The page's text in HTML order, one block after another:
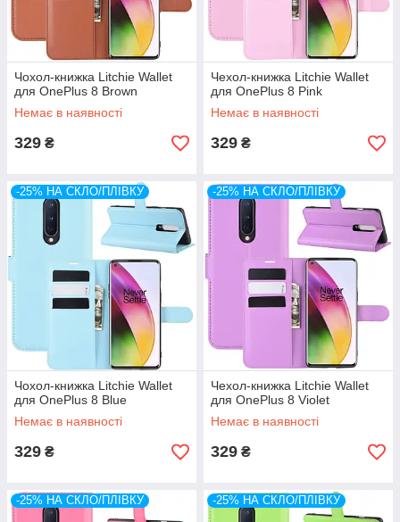
Чохол-книжка Litchie Wallet
для OnePlus 8 Brown
Немає в наявності
329 ₴
Чехол-книжка Litchie Wallet
для OnePlus 8 Pink
Немає в наявності
329 ₴
-25% НА СКЛО/ПЛІВКУ
Чохол-книжка Litchie Wallet
для OnePlus 8 Blue
Немає в наявності
329 ₴
-25% НА СКЛО/ПЛІВКУ
Чехол-книжка Litchie Wallet
для OnePlus 8 Violet
Немає в наявності
329 ₴
-25% НА СКЛО/ПЛІВКУ -25% НА СКЛО/ПЛІВКУ